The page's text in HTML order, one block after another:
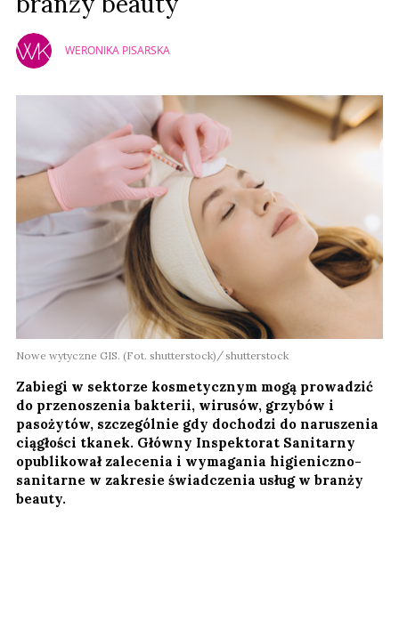
WERONIKA PISARSKA
Nowe wytyczne GIS. (Fot. shutterstock) shutterstock
Zabiegi w sektorze kosmetycznym mogą prowadzić
do przenoszenia bakterii, wirusów, grzybów i
pasożytów, szczególnie gdy dochodzi do naruszenia
ciągłości tkanek. Główny Inspektorat Sanitarny
opublikował zalecenia i wymagania higieniczno-
sanitarne w zakresie świadczenia usług w branży
beauty.